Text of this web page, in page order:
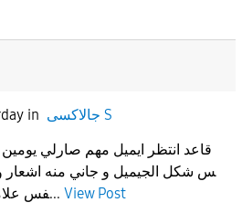
in
جالاكسى S
قاعد انتظر ايميل مهم صارلي
س شكل الجيميل و جاني منه اشعار و
فس علامه الجيميل و دخلت لقيته... View Post